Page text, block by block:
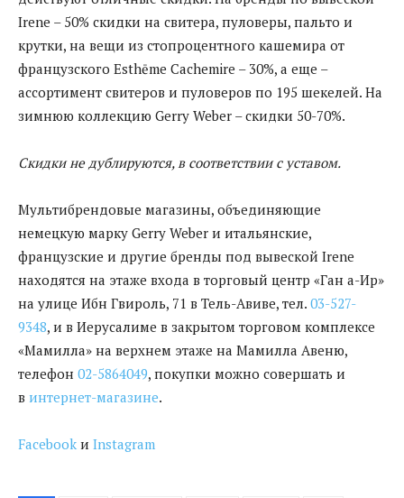
Irenе – 50% скидки на свитера, пуловеры, пальто и
крутки, на вещи из стопроцентного кашемира от
французского Esthēme Cachemire – 30%, а еще –
ассортимент свитеров и пуловеров по 195 шекелей. На
зимнюю коллекцию Gerry Weber – скидки 50-70%.
Скидки не дублируются, в соответствии с уставом.
Мультибрендовые магазины, объединяющие
немецкую марку Gerry Weber и итальянские,
французские и другие бренды под вывеской Irene
находятся на этаже входа в торговый центр «Ган а-Ир»
на улице Ибн Гвироль, 71 в Тель-Авиве, тел. 03-527-
9348, и в Иерусалиме в закрытом торговом комплексе
«Мамилла» на верхнем этаже на Мамилла Авеню,
телефон 02-5864049, покупки можно совершать и
в интернет-магазине.
Facebook и Instagram